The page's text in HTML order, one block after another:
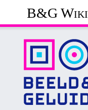
B&G Wiki